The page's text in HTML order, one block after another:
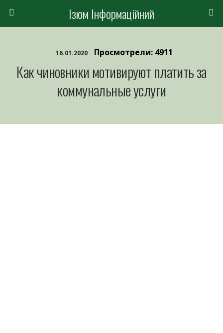
Ізюм Інформаційний
16.01.2020 Просмотрели: 4911
Как чиновники мотивируют платить за
коммунальные услуги